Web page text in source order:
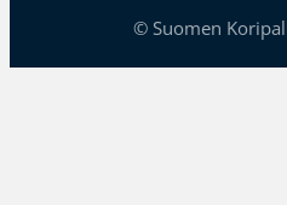
© Suomen